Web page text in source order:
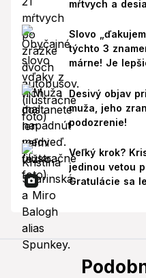
mŕtvych a
Slovo
týchto 3
márne! Je
Desivý objav
muža, jeho
podozrenie!
Veľký krok?
jedinou vetou
Gratulácie sa